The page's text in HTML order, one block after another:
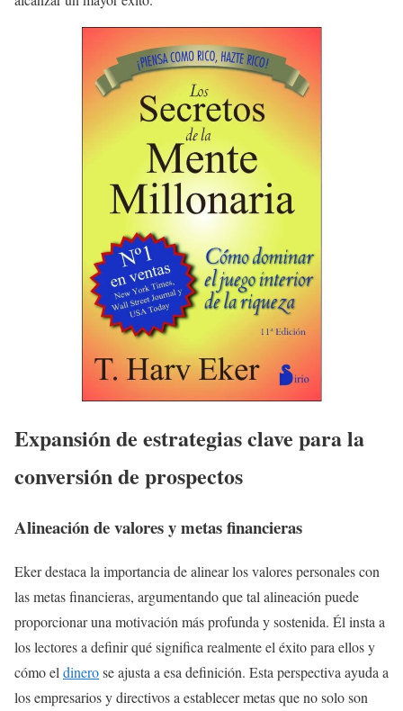
Expansión de estrategias clave para la
conversión de prospectos
Alineación de valores y metas financieras
Eker destaca la importancia de alinear los valores personales con
las metas financieras, argumentando que tal alineación puede
proporcionar una motivación más profunda y sostenida. Él insta a
los lectores a definir qué significa realmente el éxito para ellos y
cómo el dinerose ajusta a esa definición. Esta perspectiva ayuda a
los empresarios y directivos a establecer metas que no solo son